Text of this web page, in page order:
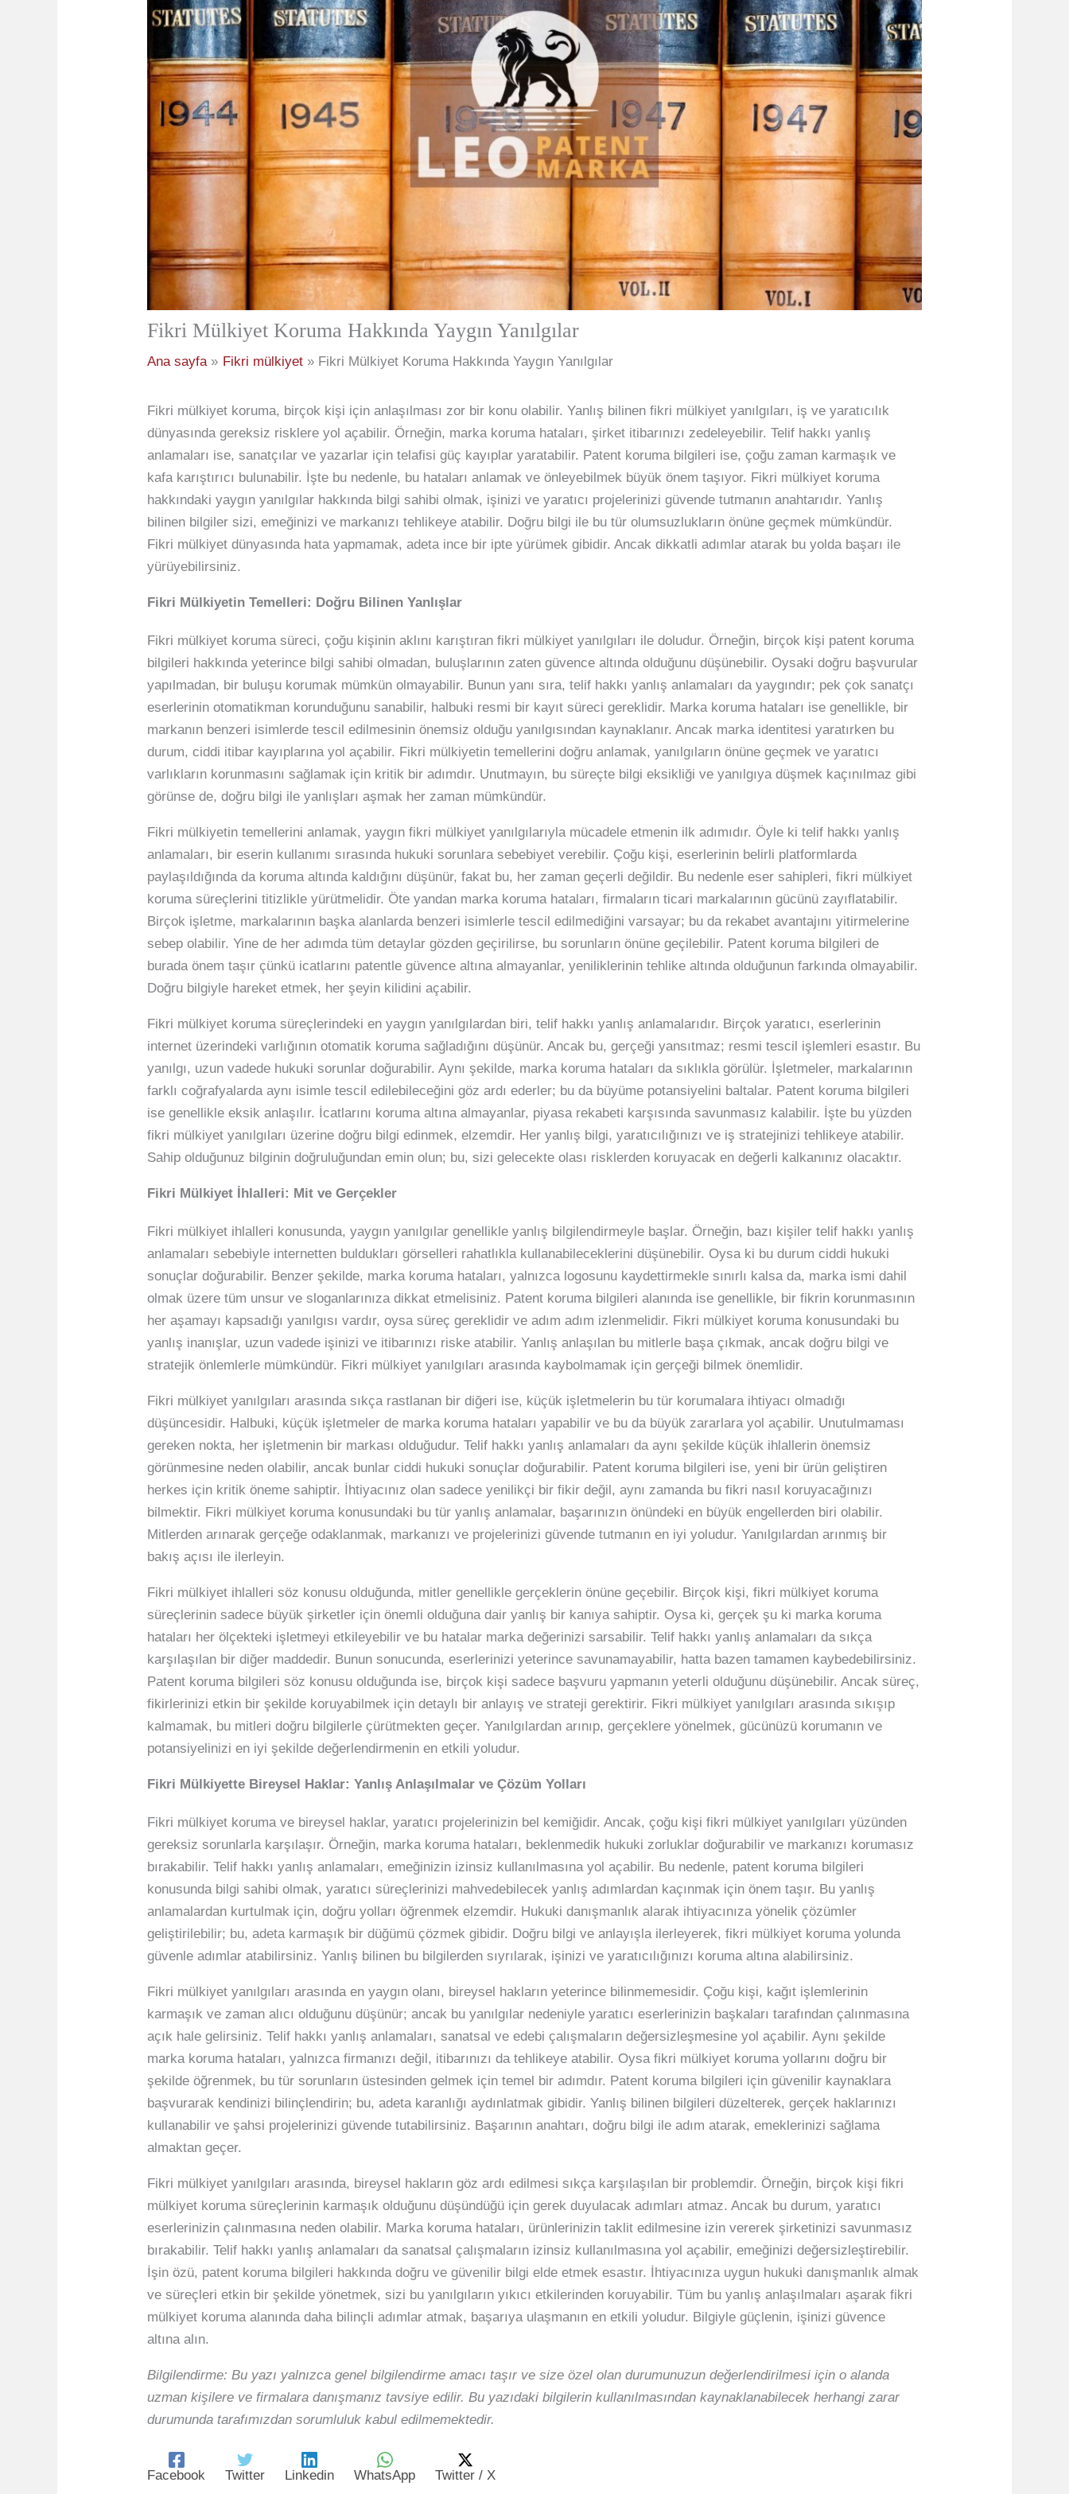
Fikri Mülkiyet Koruma Hakkında Yaygın Yanılgılar
Ana sayfa Fikri mülkiyet Fikri Mülkiyet Koruma Hakkında Yaygın Yanılgılar
Fikri mülkiyet koruma, birçok kişi için anlaşılması zor bir konu olabilir. Yanlış bilinen fikri mülkiyet yanılgıları, iş ve yaratıcılık
dünyasında gereksiz risklere yol açabilir. Örneğin, marka koruma hataları, şirket itibarınızı zedeleyebilir. Telif hakkı yanlış
anlamaları ise, sanatçılar ve yazarlar için telafisi güç kayıplar yaratabilir. Patent koruma bilgileri ise, çoğu zaman karmaşık ve
kafa karıştırıcı bulunabilir. İşte bu nedenle, bu hataları anlamak ve önleyebilmek büyük önem taşıyor. Fikri mülkiyet koruma
hakkındaki yaygın yanılgılar hakkında bilgi sahibi olmak, işinizi ve yaratıcı projelerinizi güvende tutmanın anahtarıdır. Yanlış
bilinen bilgiler sizi, emeğinizi ve markanızı tehlikeye atabilir. Doğru bilgi ile bu tür olumsuzlukların önüne geçmek mümkündür.
Fikri mülkiyet dünyasında hata yapmamak, adeta ince bir ipte yürümek gibidir. Ancak dikkatli adımlar atarak bu yolda başarı ile
yürüyebilirsiniz.
Fikri Mülkiyetin Temelleri: Doğru Bilinen Yanlışlar
Fikri mülkiyet koruma süreci, çoğu kişinin aklını karıştıran fikri mülkiyet yanılgıları ile doludur. Örneğin, birçok kişi patent koruma
bilgileri hakkında yeterince bilgi sahibi olmadan, buluşlarının zaten güvence altında olduğunu düşünebilir. Oysaki doğru başvurular
yapılmadan, bir buluşu korumak mümkün olmayabilir. Bunun yanı sıra, telif hakkı yanlış anlamaları da yaygındır; pek çok sanatçı
eserlerinin otomatikman korunduğunu sanabilir, halbuki resmi bir kayıt süreci gereklidir. Marka koruma hataları ise genellikle, bir
markanın benzeri isimlerde tescil edilmesinin önemsiz olduğu yanılgısından kaynaklanır. Ancak marka identitesi yaratırken bu
durum, ciddi itibar kayıplarına yol açabilir. Fikri mülkiyetin temellerini doğru anlamak, yanılgıların önüne geçmek ve yaratıcı
varlıkların korunmasını sağlamak için kritik bir adımdır. Unutmayın, bu süreçte bilgi eksikliği ve yanılgıya düşmek kaçınılmaz gibi
görünse de, doğru bilgi ile yanlışları aşmak her zaman mümkündür.
Fikri mülkiyetin temellerini anlamak, yaygın fikri mülkiyet yanılgılarıyla mücadele etmenin ilk adımıdır. Öyle ki telif hakkı yanlış
anlamaları, bir eserin kullanımı sırasında hukuki sorunlara sebebiyet verebilir. Çoğu kişi, eserlerinin belirli platformlarda
paylaşıldığında da koruma altında kaldığını düşünür, fakat bu, her zaman geçerli değildir. Bu nedenle eser sahipleri, fikri mülkiyet
koruma süreçlerini titizlikle yürütmelidir. Öte yandan marka koruma hataları, firmaların ticari markalarının gücünü zayıflatabilir.
Birçok işletme, markalarının başka alanlarda benzeri isimlerle tescil edilmediğini varsayar; bu da rekabet avantajını yitirmelerine
sebep olabilir. Yine de her adımda tüm detaylar gözden geçirilirse, bu sorunların önüne geçilebilir. Patent koruma bilgileri de
burada önem taşır çünkü icatlarını patentle güvence altına almayanlar, yeniliklerinin tehlike altında olduğunun farkında olmayabilir.
Doğru bilgiyle hareket etmek, her şeyin kilidini açabilir.
Fikri mülkiyet koruma süreçlerindeki en yaygın yanılgılardan biri, telif hakkı yanlış anlamalarıdır. Birçok yaratıcı, eserlerinin
internet üzerindeki varlığının otomatik koruma sağladığını düşünür. Ancak bu, gerçeği yansıtmaz; resmi tescil işlemleri esastır. Bu
yanılgı, uzun vadede hukuki sorunlar doğurabilir. Aynı şekilde, marka koruma hataları da sıklıkla görülür. İşletmeler, markalarının
farklı coğrafyalarda aynı isimle tescil edilebileceğini göz ardı ederler; bu da büyüme potansiyelini baltalar. Patent koruma bilgileri
ise genellikle eksik anlaşılır. İcatlarını koruma altına almayanlar, piyasa rekabeti karşısında savunmasız kalabilir. İşte bu yüzden
fikri mülkiyet yanılgıları üzerine doğru bilgi edinmek, elzemdir. Her yanlış bilgi, yaratıcılığınızı ve iş stratejinizi tehlikeye atabilir.
Sahip olduğunuz bilginin doğruluğundan emin olun; bu, sizi gelecekte olası risklerden koruyacak en değerli kalkanınız olacaktır.
Fikri Mülkiyet İhlalleri: Mit ve Gerçekler
Fikri mülkiyet ihlalleri konusunda, yaygın yanılgılar genellikle yanlış bilgilendirmeyle başlar. Örneğin, bazı kişiler telif hakkı yanlış
anlamaları sebebiyle internetten buldukları görselleri rahatlıkla kullanabileceklerini düşünebilir. Oysa ki bu durum ciddi hukuki
sonuçlar doğurabilir. Benzer şekilde, marka koruma hataları, yalnızca logosunu kaydettirmekle sınırlı kalsa da, marka ismi dahil
olmak üzere tüm unsur ve sloganlarınıza dikkat etmelisiniz. Patent koruma bilgileri alanında ise genellikle, bir fikrin korunmasının
her aşamayı kapsadığı yanılgısı vardır, oysa süreç gereklidir ve adım adım izlenmelidir. Fikri mülkiyet koruma konusundaki bu
yanlış inanışlar, uzun vadede işinizi ve itibarınızı riske atabilir. Yanlış anlaşılan bu mitlerle başa çıkmak, ancak doğru bilgi ve
stratejik önlemlerle mümkündür. Fikri mülkiyet yanılgıları arasında kaybolmamak için gerçeği bilmek önemlidir.
Fikri mülkiyet yanılgıları arasında sıkça rastlanan bir diğeri ise, küçük işletmelerin bu tür korumalara ihtiyacı olmadığı
düşüncesidir. Halbuki, küçük işletmeler de marka koruma hataları yapabilir ve bu da büyük zararlara yol açabilir. Unutulmaması
gereken nokta, her işletmenin bir markası olduğudur. Telif hakkı yanlış anlamaları da aynı şekilde küçük ihlallerin önemsiz
görünmesine neden olabilir, ancak bunlar ciddi hukuki sonuçlar doğurabilir. Patent koruma bilgileri ise, yeni bir ürün geliştiren
herkes için kritik öneme sahiptir. İhtiyacınız olan sadece yenilikçi bir fikir değil, aynı zamanda bu fikri nasıl koruyacağınızı
bilmektir. Fikri mülkiyet koruma konusundaki bu tür yanlış anlamalar, başarınızın önündeki en büyük engellerden biri olabilir.
Mitlerden arınarak gerçeğe odaklanmak, markanızı ve projelerinizi güvende tutmanın en iyi yoludur. Yanılgılardan arınmış bir
bakış açısı ile ilerleyin.
Fikri mülkiyet ihlalleri söz konusu olduğunda, mitler genellikle gerçeklerin önüne geçebilir. Birçok kişi, fikri mülkiyet koruma
süreçlerinin sadece büyük şirketler için önemli olduğuna dair yanlış bir kanıya sahiptir. Oysa ki, gerçek şu ki marka koruma
hataları her ölçekteki işletmeyi etkileyebilir ve bu hatalar marka değerinizi sarsabilir. Telif hakkı yanlış anlamaları da sıkça
karşılaşılan bir diğer maddedir. Bunun sonucunda, eserlerinizi yeterince savunamayabilir, hatta bazen tamamen kaybedebilirsiniz.
Patent koruma bilgileri söz konusu olduğunda ise, birçok kişi sadece başvuru yapmanın yeterli olduğunu düşünebilir. Ancak süreç,
fikirlerinizi etkin bir şekilde koruyabilmek için detaylı bir anlayış ve strateji gerektirir. Fikri mülkiyet yanılgıları arasında sıkışıp
kalmamak, bu mitleri doğru bilgilerle çürütmekten geçer. Yanılgılardan arınıp, gerçeklere yönelmek, gücünüzü korumanın ve
potansiyelinizi en iyi şekilde değerlendirmenin en etkili yoludur.
Fikri Mülkiyette Bireysel Haklar: Yanlış Anlaşılmalar ve Çözüm Yolları
Fikri mülkiyet koruma ve bireysel haklar, yaratıcı projelerinizin bel kemiğidir. Ancak, çoğu kişi fikri mülkiyet yanılgıları yüzünden
gereksiz sorunlarla karşılaşır. Örneğin, marka koruma hataları, beklenmedik hukuki zorluklar doğurabilir ve markanızı korumasız
bırakabilir. Telif hakkı yanlış anlamaları, emeğinizin izinsiz kullanılmasına yol açabilir. Bu nedenle, patent koruma bilgileri
konusunda bilgi sahibi olmak, yaratıcı süreçlerinizi mahvedebilecek yanlış adımlardan kaçınmak için önem taşır. Bu yanlış
anlamalardan kurtulmak için, doğru yolları öğrenmek elzemdir. Hukuki danışmanlık alarak ihtiyacınıza yönelik çözümler
geliştirilebilir; bu, adeta karmaşık bir düğümü çözmek gibidir. Doğru bilgi ve anlayışla ilerleyerek, fikri mülkiyet koruma yolunda
güvenle adımlar atabilirsiniz. Yanlış bilinen bu bilgilerden sıyrılarak, işinizi ve yaratıcılığınızı koruma altına alabilirsiniz.
Fikri mülkiyet yanılgıları arasında en yaygın olanı, bireysel hakların yeterince bilinmemesidir. Çoğu kişi, kağıt işlemlerinin
karmaşık ve zaman alıcı olduğunu düşünür; ancak bu yanılgılar nedeniyle yaratıcı eserlerinizin başkaları tarafından çalınmasına
açık hale gelirsiniz. Telif hakkı yanlış anlamaları, sanatsal ve edebi çalışmaların değersizleşmesine yol açabilir. Aynı şekilde
marka koruma hataları, yalnızca firmanızı değil, itibarınızı da tehlikeye atabilir. Oysa fikri mülkiyet koruma yollarını doğru bir
şekilde öğrenmek, bu tür sorunların üstesinden gelmek için temel bir adımdır. Patent koruma bilgileri için güvenilir kaynaklara
başvurarak kendinizi bilinçlendirin; bu, adeta karanlığı aydınlatmak gibidir. Yanlış bilinen bilgileri düzelterek, gerçek haklarınızı
kullanabilir ve şahsi projelerinizi güvende tutabilirsiniz. Başarının anahtarı, doğru bilgi ile adım atarak, emeklerinizi sağlama
almaktan geçer.
Fikri mülkiyet yanılgıları arasında, bireysel hakların göz ardı edilmesi sıkça karşılaşılan bir problemdir. Örneğin, birçok kişi fikri
mülkiyet koruma süreçlerinin karmaşık olduğunu düşündüğü için gerek duyulacak adımları atmaz. Ancak bu durum, yaratıcı
eserlerinizin çalınmasına neden olabilir. Marka koruma hataları, ürünlerinizin taklit edilmesine izin vererek şirketinizi savunmasız
bırakabilir. Telif hakkı yanlış anlamaları da sanatsal çalışmaların izinsiz kullanılmasına yol açabilir, emeğinizi değersizleştirebilir.
İşin özü, patent koruma bilgileri hakkında doğru ve güvenilir bilgi elde etmek esastır. İhtiyacınıza uygun hukuki danışmanlık almak
ve süreçleri etkin bir şekilde yönetmek, sizi bu yanılgıların yıkıcı etkilerinden koruyabilir. Tüm bu yanlış anlaşılmaları aşarak fikri
mülkiyet koruma alanında daha bilinçli adımlar atmak, başarıya ulaşmanın en etkili yoludur. Bilgiyle güçlenin, işinizi güvence
altına alın.
Bilgilendirme: Bu yazı yalnızca genel bilgilendirme amacı taşır ve size özel olan durumunuzun değerlendirilmesi için o alanda
uzman kişilere ve firmalara danışmanız tavsiye edilir. Bu yazıdaki bilgilerin kullanılmasından kaynaklanabilecek herhangi zarar
durumunda tarafımızdan sorumluluk kabul edilmemektedir.
Facebook Twitter Linkedin WhatsApp Twitter / X